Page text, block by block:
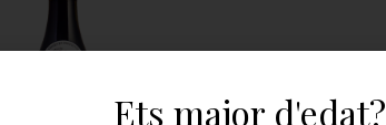
Ets major d'edat?